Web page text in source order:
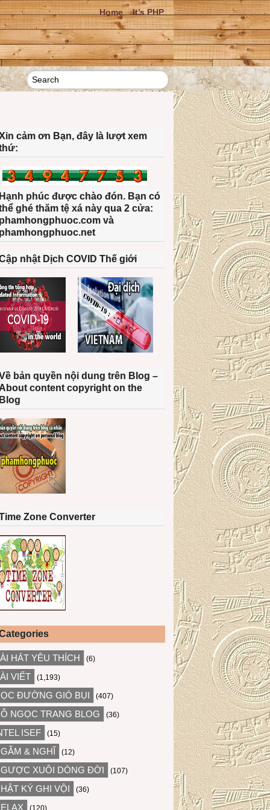
Home It’s PHP
cảm ơn Bạn, đây là lượt xem
phúc được chào đón. Bạn có
ghé thăm tệ xá này qua 2 cửa:
và
nhật Dịch COVID Thế giới
bản quyền nội dung trên Blog –
content copyright on the
Zone Converter
HÁT YÊU THÍCH (6)
VIẾT (1,193)
ĐƯỜNG GIÓ BỤI (407)
NGỌC TRANG BLOG (36)
ISEF (15)
& NGHĨ (12)
XUÔI DÒNG ĐỜI (107)
KÝ GHI VỘI (36)
(120)